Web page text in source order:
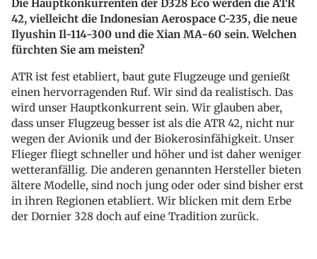
Die Hauptkonkurrenten der D328 Eco werden die ATR
42, vielleicht die Indonesian Aerospace C-235, die neue
Ilyushin Il-114-300 und die Xian MA-60 sein. Welchen
fürchten Sie am meisten?
ATR ist fest etabliert, baut gute Flugzeuge und genießt
einen hervorragenden Ruf. Wir sind da realistisch. Das
wird unser Hauptkonkurrent sein. Wir glauben aber,
dass unser Flugzeug besser ist als die ATR 42, nicht nur
wegen der Avionik und der Biokerosinfähigkeit. Unser
Flieger fliegt schneller und höher und ist daher weniger
wetteranfällig. Die anderen genannten Hersteller bieten
ältere Modelle, sind noch jung oder oder sind bisher erst
in ihren Regionen etabliert. Wir blicken mit dem Erbe
der Dornier 328 doch auf eine Tradition zurück.